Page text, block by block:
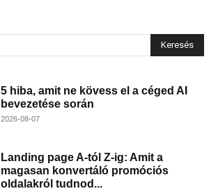
Keresés
5 hiba, amit ne kövess el a céged AI
bevezetése során
2026-08-07
Landing page A-tól Z-ig: Amit a
magasan konvertáló promóciós
oldalakról tudnod...